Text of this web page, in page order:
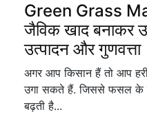
Green Grass
जैविक खाद बनाकर
उत्पादन और गुणवत्ता
अगर आप किसान हैं तो आप
उगा सकते हैं. जिससे फसल के
बढ़ती है...